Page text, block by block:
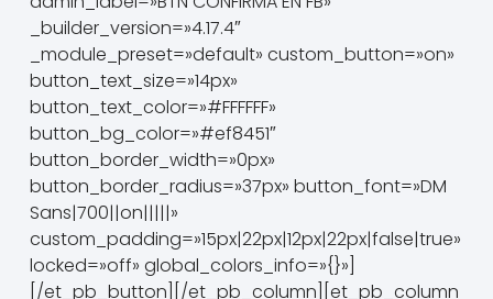
_builder_version=»4.17.4″
_module_preset=»default» custom_button=»on»
button_text_size=»14px»
button_text_color=»#FFFFFF»
button_bg_color=»#ef8451″
button_border_width=»0px»
button_border_radius=»37px» button_font=»DM
Sans|700||on|||||»
custom_padding=»15px|22px|12px|22px|false|true»
locked=»off» global_colors_info=»{}»]
[/et_pb_button][/et_pb_column][et_pb_column